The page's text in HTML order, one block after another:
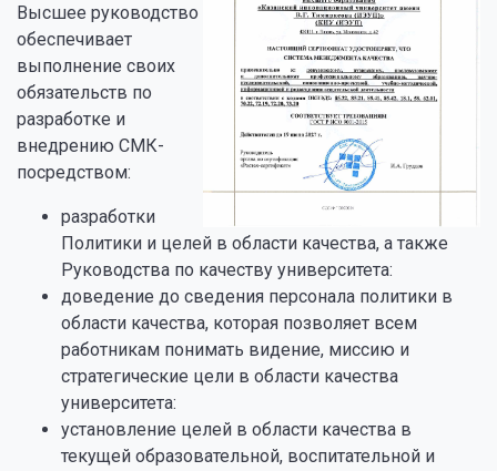
Высшее руководство
обеспечивает
выполнение своих
обязательств по
разработке и
внедрению СМК-
посредством:
разработки
Политики и целей в области качества, а также
Руководства по качеству университета:
доведение до сведения персонала политики в
области качества, которая позволяет всем
работникам понимать видение, миссию и
стратегические цели в области качества
университета:
установление целей в области качества в
текущей образовательной, воспитательной и